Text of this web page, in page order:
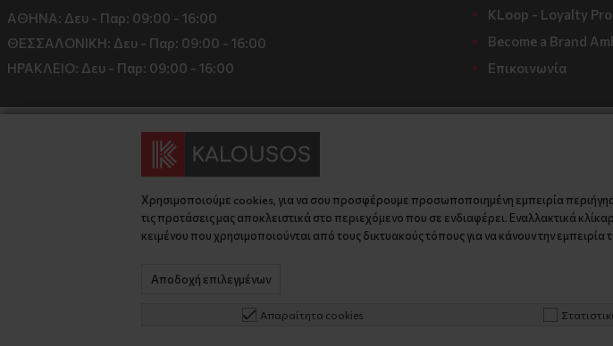
ΑΘΗΝΑ: Δευ - Παρ: 09:00 - 16:00
ΘΕΣΣΑΛΟΝΙΚΗ: Δευ - Παρ: 09:00 - 16:00
ΗΡΑΚΛΕΙΟ: Δευ - Παρ: 09:00 - 16:00
KLoop - Loyalty
Become a Brand
Επικοινωνία
Χρησιμοποιούμε cookies, για να σου προσφέρουμε προσωποποιημένη εμπειρία
τις προτάσεις μας αποκλειστικά στο περιεχόμενο που σε ενδιαφέρει. Εναλλακτικά
κειμένου που χρησιμοποιούνται από τους δικτυακούς τόπους για να κάνουν την
Αποδοχή επιλεγμένων
Απαραίτητα cookies